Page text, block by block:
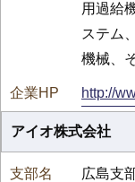
用過給
ステム
機械、
http://
アイオ株式会社
広島支